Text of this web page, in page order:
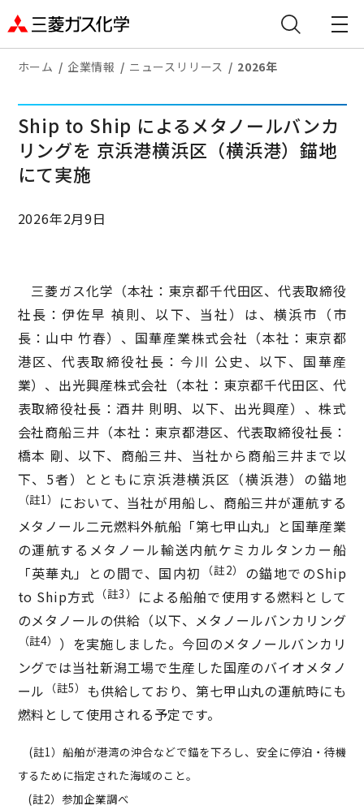
ホーム 企業情報 ニュースリリース 2026年
Ship to Ship によるメタノールバンカ
リングを 京浜港横浜区（横浜港）錨地
にて実施
2026年2月9日
三菱ガス化学（本社：東京都千代田区、代表取締役
社長：伊佐早 禎則、以下、当社）は、横浜市（市
長：山中 竹春）、国華産業株式会社（本社：東京都
港区、代表取締役社長：今川 公史、以下、国華産
業）、出光興産株式会社（本社：東京都千代田区、代
表取締役社長：酒井 則明、以下、出光興産）、株式
会社商船三井（本社：東京都港区、代表取締役社長：
橋本 剛、以下、商船三井、当社から商船三井まで以
下、5者）とともに京浜港横浜区（横浜港）の錨地
（註1）
において、当社が用船し、商船三井が運航する
メタノール二元燃料外航船「第七甲山丸」と国華産業
の運航するメタノール輸送内航ケミカルタンカー船
「英華丸」との間で、国内初
（註2）
の錨地でのShip
to Ship方式
（註3）
による船舶で使用する燃料として
のメタノールの供給（以下、メタノールバンカリング
（註4）
）を実施しました。今回のメタノールバンカリ
ングでは当社新潟工場で生産した国産のバイオメタノ
ール
（註5）
も供給しており、第七甲山丸の運航時にも
燃料として使用される予定です。
(註1）船舶が港湾の沖合などで錨を下ろし、安全に停泊・待機
するために指定された海域のこと。
(註2）参加企業調べ